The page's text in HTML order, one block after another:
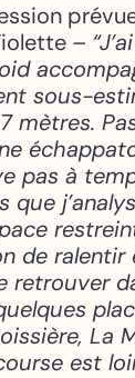
–
sous-
pas à
que
de
retrouver
La
est